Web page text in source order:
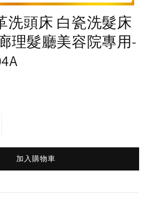
洗頭床 白瓷洗髮床
理髮廳美容院專用-
加入購物車